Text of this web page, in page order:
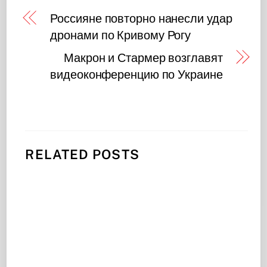
Россияне повторно нанесли удар
дронами по Кривому Рогу
Макрон и Стармер возглавят
видеоконференцию по Украине
RELATED POSTS